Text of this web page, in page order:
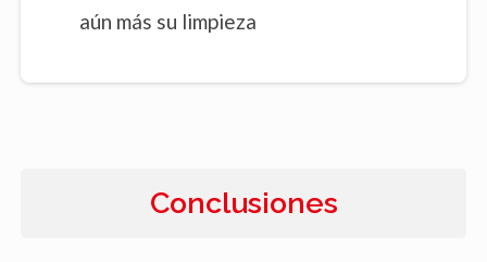
aún más su limpieza
Conclusiones